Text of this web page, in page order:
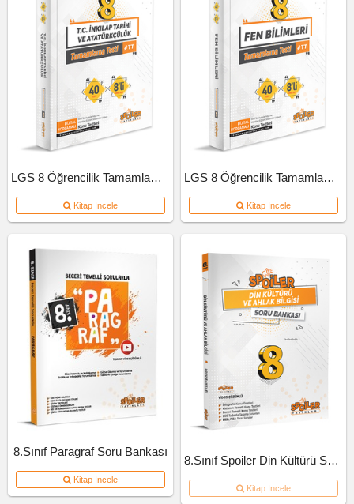
LGS 8 Öğrencilik Tamamlama Testi İnkılap Tarihi Ve Atatürkçülük
Kitap İncele
LGS 8 Öğrencilik Tamamlama Testi Fen Bilimleri
Kitap İncele
8.Sınıf Paragraf Soru Bankası
Kitap İncele
8.Sınıf Spoiler Din Kültürü Soru Bankası
Kitap İncele